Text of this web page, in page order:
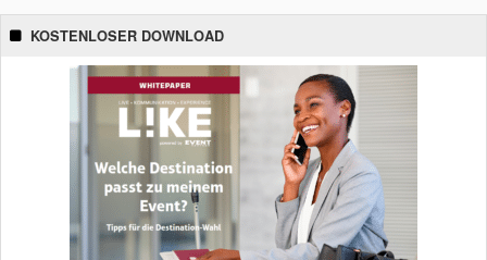
KOSTENLOSER DOWNLOAD